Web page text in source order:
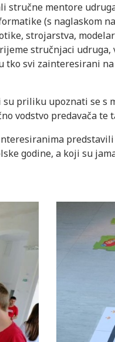
stručne mentore
(s naglaskom
strojarstva,
stručnjaci
tko svi zainteresirani
priliku upoznati se s
vodstvo predavača te
godine, a koji su